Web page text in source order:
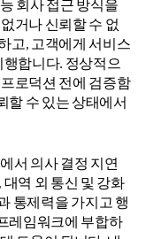
회사 접근 방식을
거나 신뢰할 수 없
고, 고객에게 서비스
합니다. 정상적으
로덕션 전에 검증함
할 수 있는 상태에서
서 의사 결정 지연
역 외 통신 및 강화
통제력을 가지고 행
레임워크에 부합하